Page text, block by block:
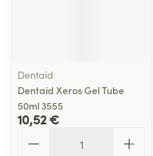
Dentaid
Dentaid Xeros Gel Tube
50ml 3555
10,52 €